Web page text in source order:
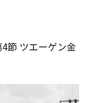
節 ツエーゲン金